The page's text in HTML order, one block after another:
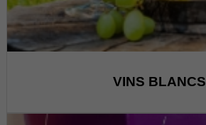
VINS BLANCS